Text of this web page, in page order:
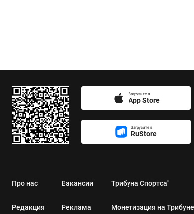
Загрузите в
App Store
Загрузите в
RuStore
Про нас
Редакция
Вакансии
Реклама
Трибуна Спортса"
Монетизация на Трибуне